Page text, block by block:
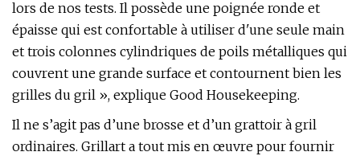
lors de nos tests. Il possède une poignée ronde et
épaisse qui est confortable à utiliser d'une seule main
et trois colonnes cylindriques de poils métalliques qui
couvrent une grande surface et contournent bien les
grilles du gril », explique Good Housekeeping.
Il ne s’agit pas d’une brosse et d’un grattoir à gril
ordinaires. Grillart a tout mis en œuvre pour fournir